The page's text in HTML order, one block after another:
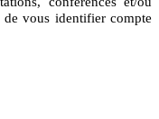
de vous identifier compte